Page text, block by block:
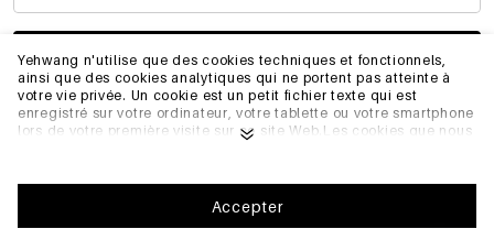
Yehwang n'utilise que des cookies techniques et fonctionnels,
ainsi que des cookies analytiques qui ne portent pas atteinte à
votre vie privée. Un cookie est un petit fichier texte qui est
enregistré sur votre ordinateur, votre tablette ou votre smartphone
lors de votre première visite sur ce site Web.Les cookies que nous
fonctionner correctement et de se souvenir, par exemple, de vos
préférences. Ils nous permettent également d'optimiser notre site
web.Pour vous assurer une bonne expérience de navigation et
Accepter
JE M’INSCRIS
INFORMATIONS